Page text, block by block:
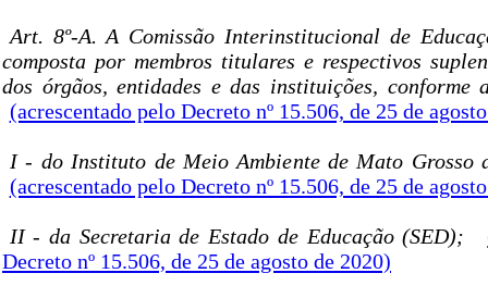
Art. 8º-A. A Comissão Interinstitucional de
composta por membros titulares e respectivos
dos órgãos, entidades e das instituições, conforme
(acrescentado pelo Decreto nº 15.506, de 25 de
I - do Instituto de Meio Ambiente de Mato Grosso
(acrescentado pelo Decreto nº 15.506, de 25 de
II - da Secretaria de Estado de Educação (SED);
Decreto nº 15.506, de 25 de agosto de 2020)